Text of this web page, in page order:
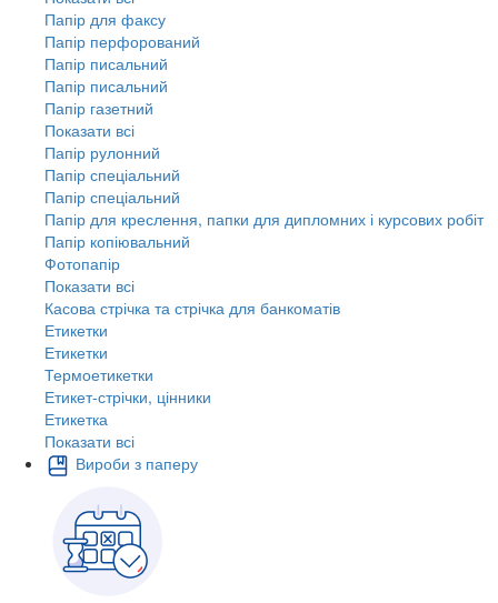
Папір для факсу
Папір перфорований
Папір писальний
Папір писальний
Папір газетний
Показати всі
Папір рулонний
Папір спеціальний
Папір спеціальний
Папір для креслення, папки для дипломних і курсових робіт
Папір копіювальний
Фотопапір
Показати всі
Касова стрічка та стрічка для банкоматів
Етикетки
Етикетки
Термоетикетки
Етикет-стрічки, цінники
Етикетка
Показати всі
Вироби з паперу